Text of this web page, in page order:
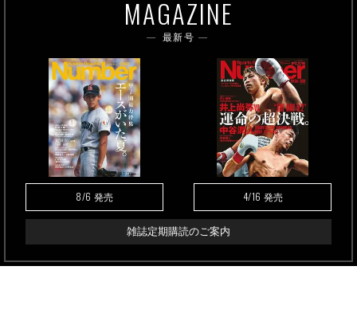
MAGAZINE
最新号
8/6 発売 4/16 発売
雑誌定期購読のご案内